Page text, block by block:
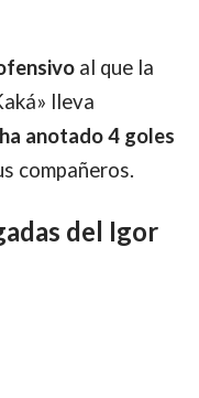
al que la
lleva
ha anotado 4 goles
compañeros.
del Igor